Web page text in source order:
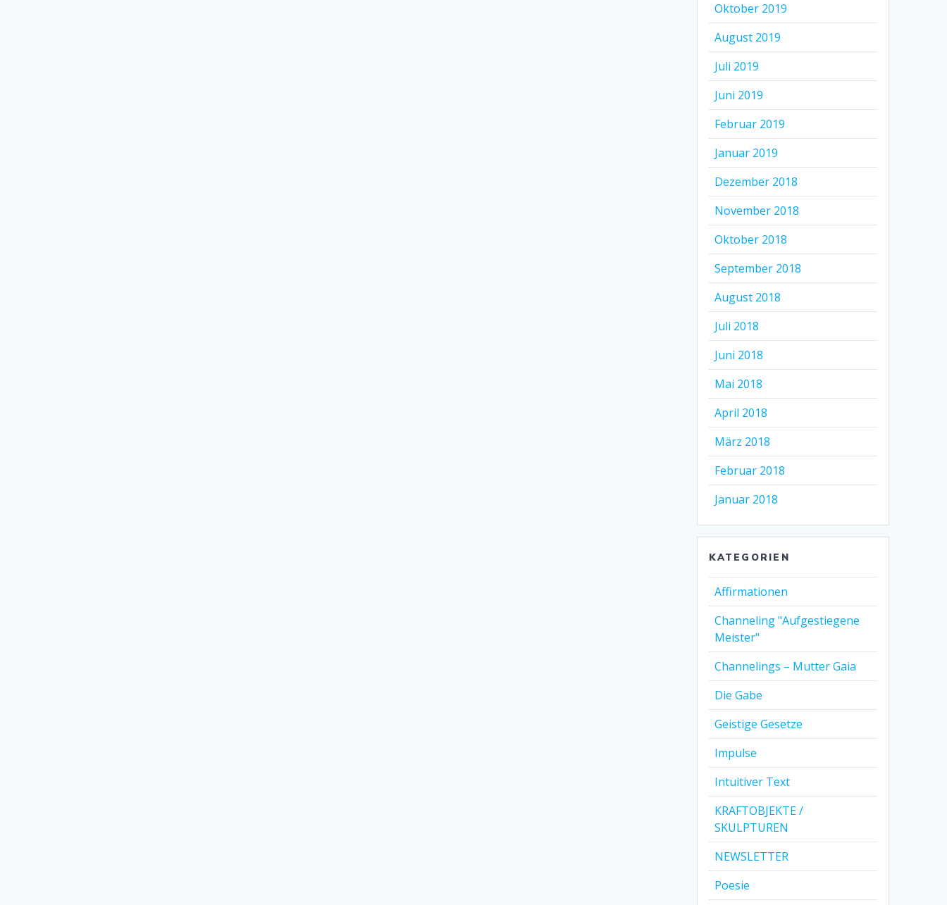
Oktober 2019
August 2019
Juli 2019
Juni 2019
Februar 2019
Januar 2019
Dezember 2018
November 2018
Oktober 2018
September 2018
August 2018
Juli 2018
Juni 2018
Mai 2018
April 2018
März 2018
Februar 2018
Januar 2018
KATEGORIEN
Affirmationen
Channeling "Aufgestiegene
Meister"
Channelings – Mutter Gaia
Die Gabe
Geistige Gesetze
Impulse
Intuitiver Text
KRAFTOBJEKTE /
SKULPTUREN
NEWSLETTER
Poesie